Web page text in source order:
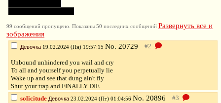
99 сообщений пропущено. Показаны 50 последних сообщений Развернуть все и
зображения
Девочка 19.02.2024 (Пн) 19:57:15 No. 20729
Unbound unhindered you wail and cry
To all and yourself you perpetually lie
Wake up and see that dung ain't fly
Shut your trap and FINALLY DIE
solicitude Девочка 23.02.2024 (Пт) 01:04:56 No. 20896